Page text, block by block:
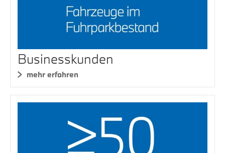
Businesskunden
mehr erfahren